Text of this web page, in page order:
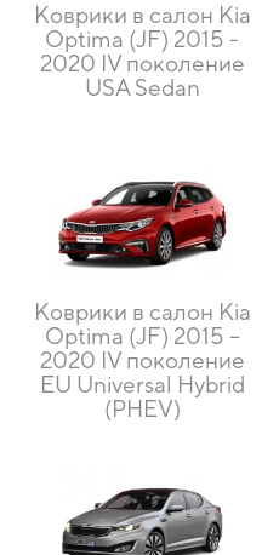
Коврики в салон Kia
Optima (JF) 2015 -
2020 IV поколение
USA Sedan
Коврики в салон Kia
Optima (JF) 2015 –
2020 IV поколение
EU Universal Hybrid
(PHEV)